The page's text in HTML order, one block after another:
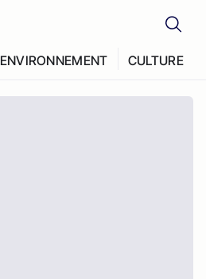
ENVIRONNEMENT CULTURE